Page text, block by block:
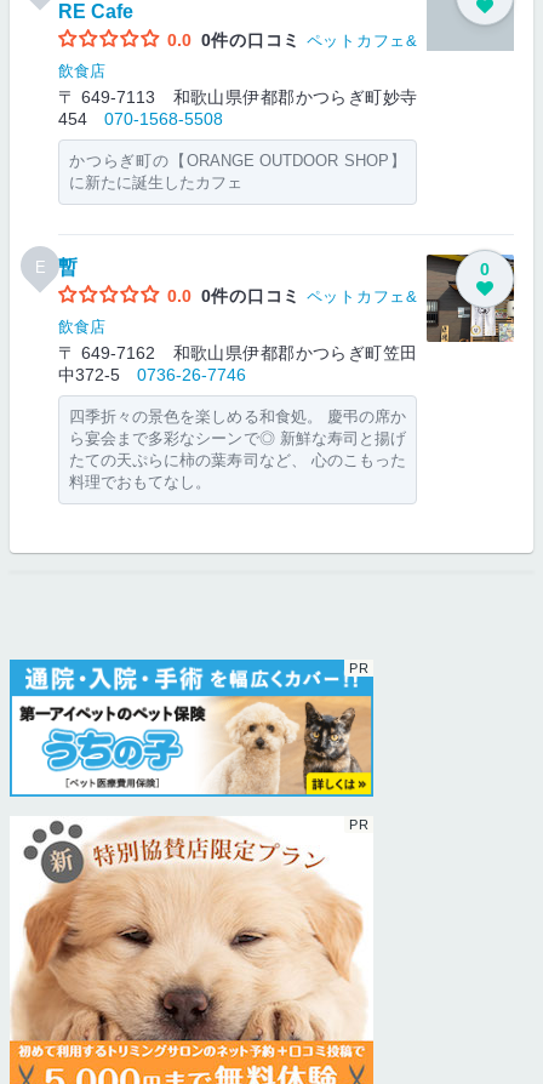
RE Cafe
0.0 0件の口コミ
ペットカフェ&
飲食店
〒 649-7113 和歌山県伊都郡かつらぎ町妙寺
454 070-1568-5508
かつらぎ町の【ORANGE OUTDOOR SHOP】
に新たに誕生したカフェ
E 暫
0.0 0件の口コミ
ペットカフェ&
飲食店
〒 649-7162 和歌山県伊都郡かつらぎ町笠田
中372-5 0736-26-7746
四季折々の景色を楽しめる和食処。 慶弔の席か
ら宴会まで多彩なシーンで◎ 新鮮な寿司と揚げ
たての天ぷらに柿の葉寿司など、 心のこもった
料理でおもてなし。
0